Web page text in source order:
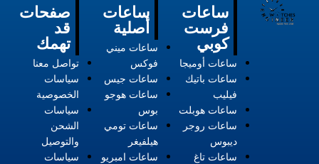
صفحات
قد
تهمك
تواصل معنا
سياسات
الخصوصية
سياسات
الشحن
والتوصيل
سياسات
ساعات
أصلية
ساعات ميني
فوكس
ساعات جيس
ساعات هوجو
بوس
ساعات تومي
هيلفيغر
ساعات امبريو
ساعات
فرست
كوبي
ساعات أوميجا
ساعات باتيك
فيليب
ساعات هوبلت
ساعات روجر
ديبوس
ساعات تاغ